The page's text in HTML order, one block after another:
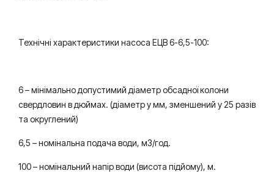
Технічні характеристики насоса ЕЦВ 6-6,5-100:
6 – мінімально допустимий діаметр обсадної колони
свердловин в дюймах. (діаметр у мм, зменшений у 25 разів
та округлений)
6,5 – номінальна подача води, м3/год.
100 – номінальний напір води (висота підйому), м.